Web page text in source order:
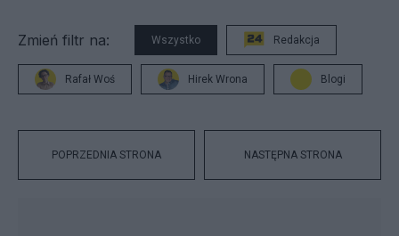
Zmień filtr na: Wszystko Redakcja
Rafał Woś Hirek Wrona Blogi
POPRZEDNIA STRONA NASTĘPNA STRONA